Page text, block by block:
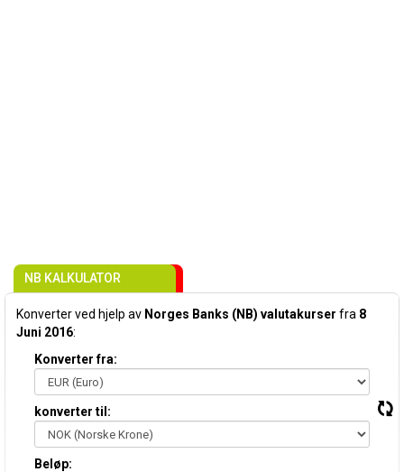
NB KALKULATOR
Konverter ved hjelp av Norges Banks (NB) valutakurser fra 8
Juni 2016:
Konverter fra:
konverter til:
Beløp: